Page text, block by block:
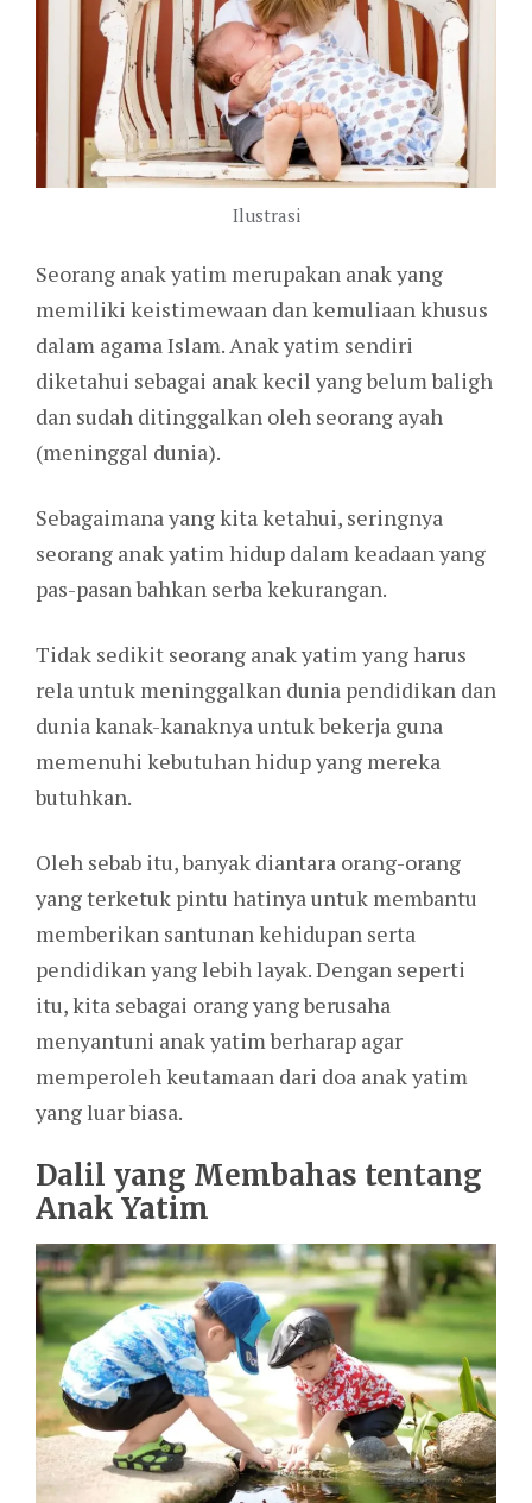
Ilustrasi
Seorang anak yatim merupakan anak yang
memiliki keistimewaan dan kemuliaan khusus
dalam agama Islam. Anak yatim sendiri
diketahui sebagai anak kecil yang belum baligh
dan sudah ditinggalkan oleh seorang ayah
(meninggal dunia).
Sebagaimana yang kita ketahui, seringnya
seorang anak yatim hidup dalam keadaan yang
pas-pasan bahkan serba kekurangan.
Tidak sedikit seorang anak yatim yang harus
rela untuk meninggalkan dunia pendidikan dan
dunia kanak-kanaknya untuk bekerja guna
memenuhi kebutuhan hidup yang mereka
butuhkan.
Oleh sebab itu, banyak diantara orang-orang
yang terketuk pintu hatinya untuk membantu
memberikan santunan kehidupan serta
pendidikan yang lebih layak. Dengan seperti
itu, kita sebagai orang yang berusaha
menyantuni anak yatim berharap agar
memperoleh keutamaan dari doa anak yatim
yang luar biasa.
Dalil yang Membahas tentang
Anak Yatim